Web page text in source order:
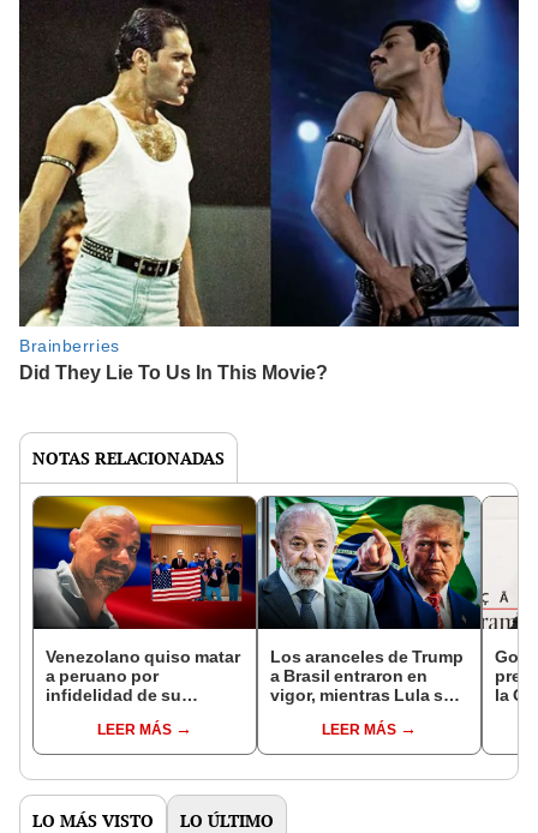
NOTAS RELACIONADAS
Venezolano quiso matar
a peruano por
infidelidad de su
mató a 3 latinos: está
libre en EEUU tras ser
LEER MÁS
Los aranceles de Trump
a Brasil entraron en
vigor, mientras Lula se
soberanía no está en
discusión"
LEER MÁS
la
LO MÁS VISTO LO ÚLTIMO